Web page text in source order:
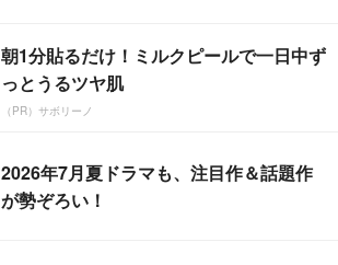
朝1分貼るだけ！ミルクピールで一日中ず
っとうるツヤ肌
（PR）サボリーノ
2026年7月夏ドラマも、注目作＆話題作
が勢ぞろい！